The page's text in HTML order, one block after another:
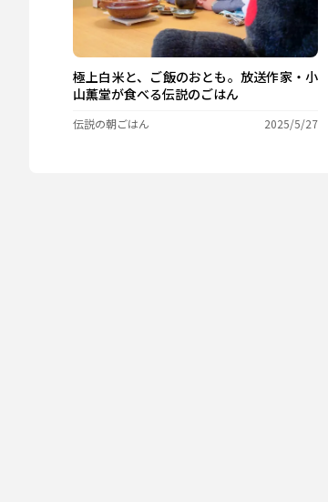
極上白米と、ご飯のおとも。放送作家・小
山薫堂が食べる伝説のごはん
伝説の朝ごはん 2025/5/27